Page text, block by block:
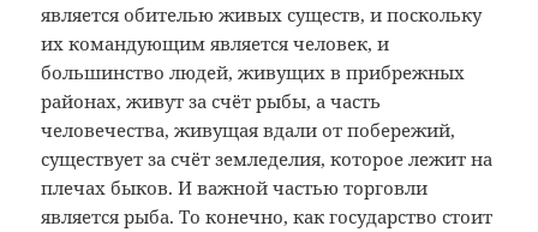
является обителью живых существ, и поскольку
их командующим является человек, и
большинство людей, живущих в прибрежных
районах, живут за счёт рыбы, а часть
человечества, живущая вдали от побережий,
существует за счёт земледелия, которое лежит на
плечах быков. И важной частью торговли
является рыба. То конечно, как государство стоит